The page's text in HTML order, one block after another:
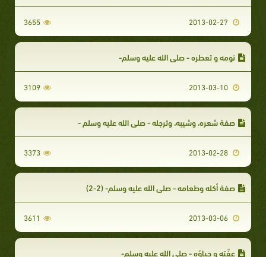
3655
نومه و تعطره - صلى الله عليه وسلم-
3109
صفة شعره، وشيبه، وترجله - صلى الله عليه وسلم -
3373
صفة أكله وطعامه - صلى الله عليه وسلم- (2-2)
3611
عفّته و حياؤه - صلى الله عليه وسلم-